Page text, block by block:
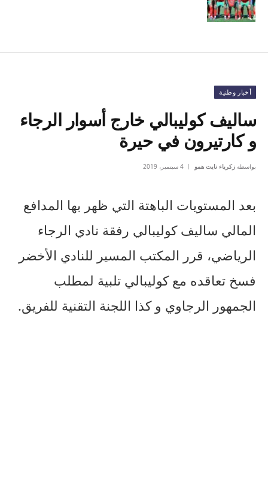
أخبار وطنية
ساليف كوليبالي خارج أسوار الرجاء
و كارتيرون في حيرة
بواسطة زكرياء نايت همو 4 سبتمبر، 2019
بعد المستويات الباهتة التي ظهر بها المدافع
المالي ساليف كوليبالي رفقة نادي الرجاء
الرياضي، قرر المكتب المسير للنادي الأخضر
فسخ تعاقده مع كوليبالي تلبية لمطلب
الجمهور الرجاوي و كذا اللجنة التقنية للفريق.